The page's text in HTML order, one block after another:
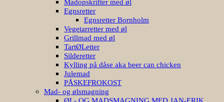
Madopskrifter med øl
Egnsretter
Egnsretter Bornholm
Vegetarretter med øl
Grillmad med øl
TartØLetter
Silderetter
Kylling på dåse aka beer can chicken
Julemad
PÅSKEFROKOST
Mad- og ølsmagning